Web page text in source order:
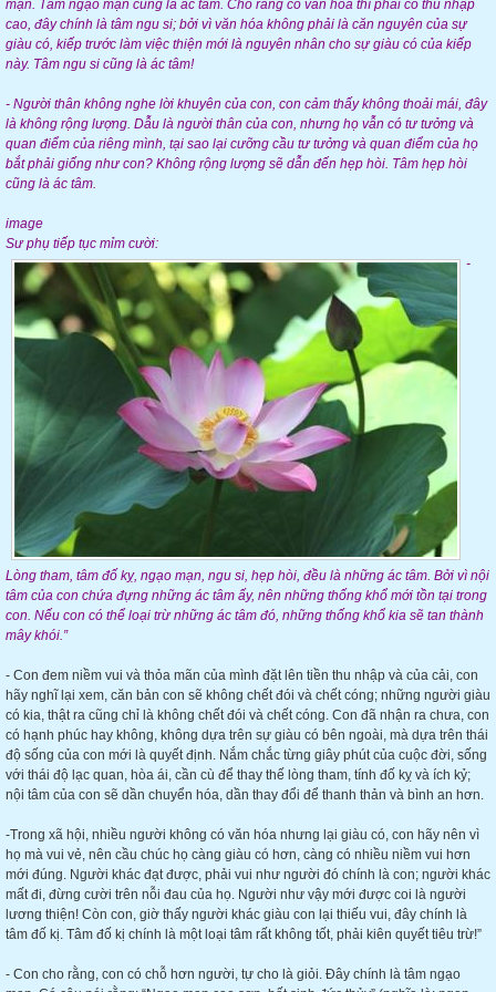
mạn. Tâm ngạo mạn cũng là ác tâm. Cho rằng có văn hóa thì phải có thu nhập
cao, đây chính là tâm ngu si; bởi vì văn hóa không phải là căn nguyên của sự
giàu có, kiếp trước làm việc thiện mới là nguyên nhân cho sự giàu có của kiếp
này. Tâm ngu si cũng là ác tâm!
- Người thân không nghe lời khuyên của con, con cảm thấy không thoải mái, đây
là không rộng lượng. Dẫu là người thân của con, nhưng họ vẫn có tư tưởng và
quan điểm của riêng mình, tại sao lại cưỡng cầu tư tưởng và quan điểm của họ
bắt phải giống như con? Không rộng lượng sẽ dẫn đến hẹp hòi. Tâm hẹp hòi
cũng là ác tâm.
image
Sư phụ tiếp tục mỉm cười:
-
Lòng tham, tâm đố kỵ, ngạo mạn, ngu si, hẹp hòi, đều là những ác tâm. Bởi vì nội
tâm của con chứa đựng những ác tâm ấy, nên những thống khổ mới tồn tại trong
con. Nếu con có thể loại trừ những ác tâm đó, những thống khổ kia sẽ tan thành
mây khói.”
- Con đem niềm vui và thỏa mãn của mình đặt lên tiền thu nhập và của cải, con
hãy nghĩ lại xem, căn bản con sẽ không chết đói và chết cóng; những người giàu
có kia, thật ra cũng chỉ là không chết đói và chết cóng. Con đã nhận ra chưa, con
có hạnh phúc hay không, không dựa trên sự giàu có bên ngoài, mà dựa trên thái
độ sống của con mới là quyết định. Nắm chắc từng giây phút của cuộc đời, sống
với thái độ lạc quan, hòa ái, cần cù để thay thế lòng tham, tính đố kỵ và ích kỷ;
nội tâm của con sẽ dần chuyển hóa, dần thay đổi để thanh thản và bình an hơn.
-Trong xã hội, nhiều người không có văn hóa nhưng lại giàu có, con hãy nên vì
họ mà vui vẻ, nên cầu chúc họ càng giàu có hơn, càng có nhiều niềm vui hơn
mới đúng. Người khác đạt được, phải vui như người đó chính là con; người khác
mất đi, đừng cười trên nỗi đau của họ. Người như vậy mới được coi là người
lương thiện! Còn con, giờ thấy người khác giàu con lại thiếu vui, đây chính là
tâm đố kị. Tâm đố kị chính là một loại tâm rất không tốt, phải kiên quyết tiêu trừ!”
- Con cho rằng, con có chỗ hơn người, tự cho là giỏi. Đây chính là tâm ngạo